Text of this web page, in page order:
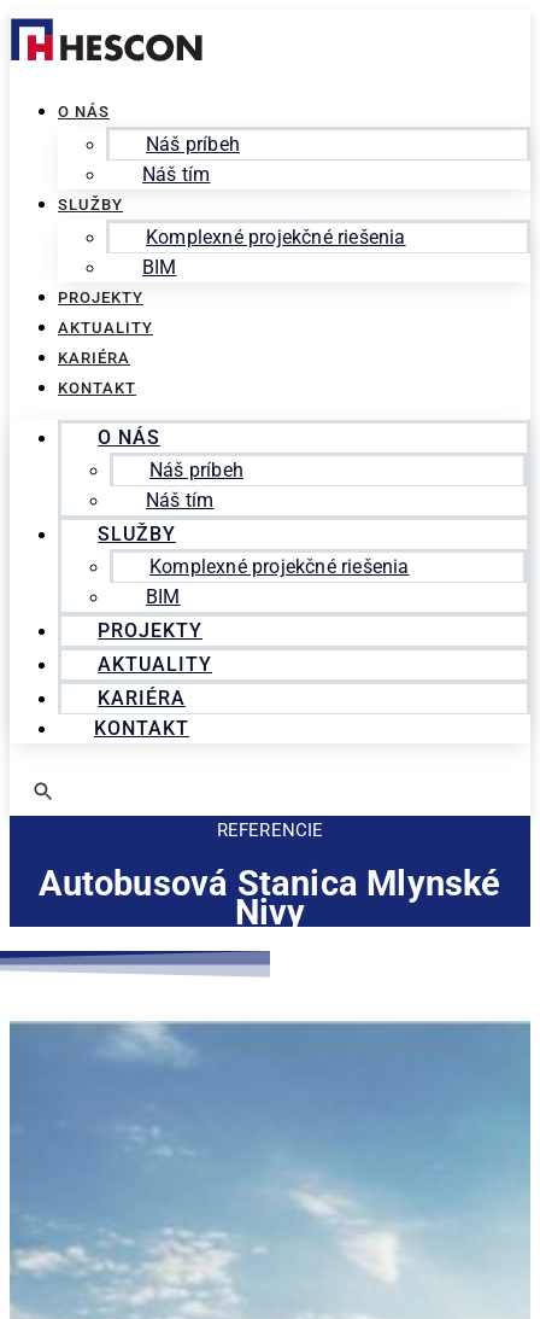
Preskočiť
na
O NÁS
Náš príbeh
Náš tím
SLUŽBY
Komplexné projekčné riešenia
BIM
PROJEKTY
AKTUALITY
KARIÉRA
KONTAKT
O NÁS
Náš príbeh
Náš tím
SLUŽBY
Komplexné projekčné riešenia
BIM
PROJEKTY
AKTUALITY
KARIÉRA
KONTAKT
for:
REFERENCIE
Autobusová Stanica Mlynské
Nivy